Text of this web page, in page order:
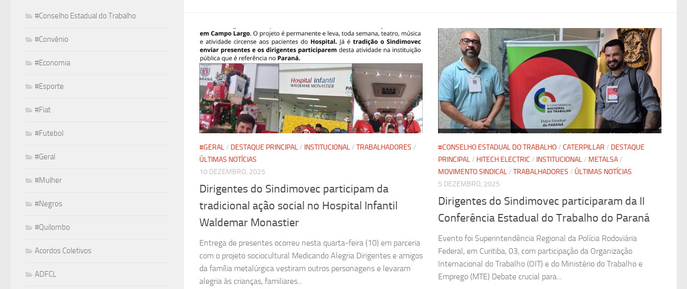
#GERAL/ DESTAQUE PRINCIPAL/ INSTITUCIONAL/ TRABALHADORES /
ÚLTIMAS NOTÍCIAS
10 DEZEMBRO, 2025
Dirigentes do Sindimovec participam da
tradicional ação social no Hospital Infantil
Waldemar Monastier
Entrega de presentes ocorreu nesta quarta-feira (10) em parceria
com o projeto sociocultural Medicando Alegria Dirigentes e amigos
da família metalúrgica vestiram outros personagens e levaram
alegria às crianças, familiares...
#CONSELHO ESTADUAL DO TRABALHO/ CATERPILLAR / DESTAQUE
PRINCIPAL/ HITECH ELECTRIC / INSTITUCIONAL/ METALSA/
MOVIMENTO SINDICAL/ TRABALHADORES / ÚLTIMAS NOTÍCIAS
5 DEZEMBRO, 2025
Dirigentes do Sindimovec participaram da II
Conferência Estadual do Trabalho do Paraná
Evento foi Superintendência Regional da Polícia Rodoviária
Federal, em Curitiba, 03, com participação da Organização
Internacional do Trabalho (OIT) e do Ministério do Trabalho e
Emprego (MTE) Debate crucial para...
#Conselho Estadual do Trabalho
#Convênio
#Economia
#Esporte
#Fiat
#Futebol
#Geral
#Mulher
#Negros
#Quilombo
Acordos Coletivos
ADFCL